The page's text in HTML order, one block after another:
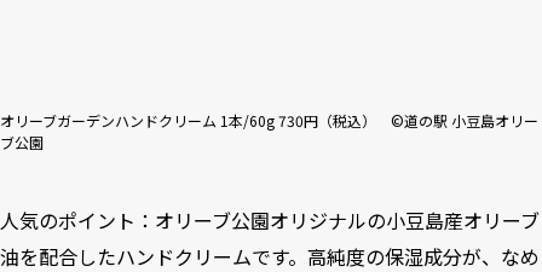
オリーブガーデンハンドクリーム 1本/60g 730円（税込） ©道の駅 小豆島オリー
ブ公園
人気のポイント：オリーブ公園オリジナルの小豆島産オリーブ
油を配合したハンドクリームです。高純度の保湿成分が、なめ